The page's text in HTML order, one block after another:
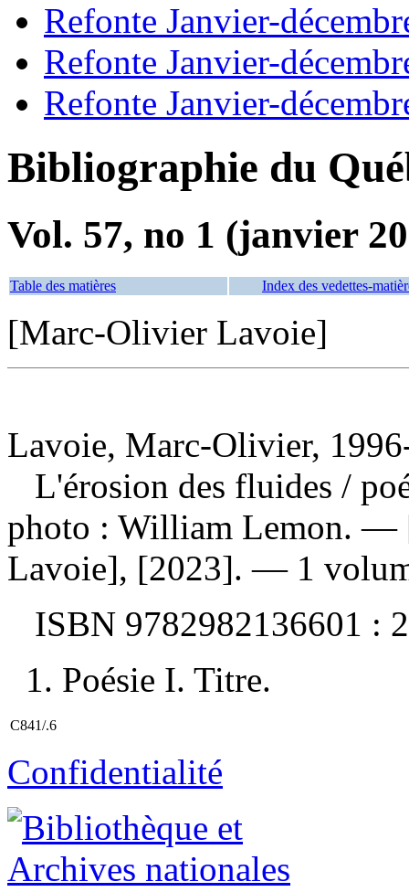
Refonte Janvier-
Refonte Janvier-
Refonte Janvier-
Bibliographie du
Vol. 57, no 1 (janvier
Table des matières Index des vedettes-
[Marc-Olivier Lavoie]
Lavoie, Marc-Olivier,
L'érosion des fluides /
photo : William Lemon.
Lavoie], [2023]. — 1
ISBN 9782982136601 :
1. Poésie I. Titre.
C841/.6
Confidentialité